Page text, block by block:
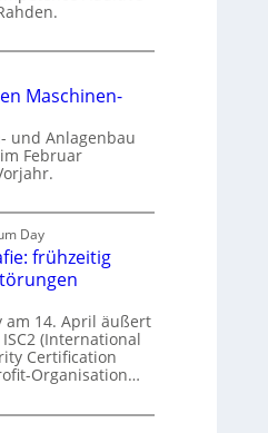
Maschinen-
und Anlagenbau
Februar
Day
frühzeitig
am 14. April äußert
ISC2 (International
Certification
Organisation…